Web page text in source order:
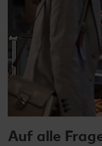
Auf alle